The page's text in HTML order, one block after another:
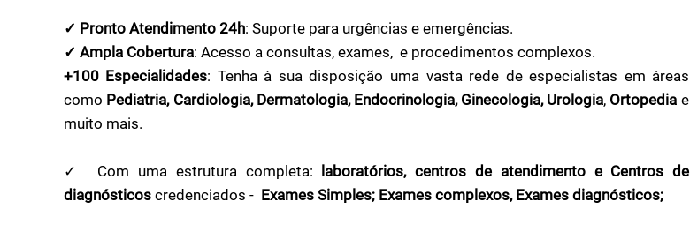
✓ Pronto Atendimento 24h: Suporte para urgências e emergências.
✓ Ampla Cobertura: Acesso a consultas, exames, e procedimentos complexos.
+100 Especialidades: Tenha à sua disposição uma vasta rede de especialistas em áreas
como Pediatria, Cardiologia, Dermatologia, Endocrinologia, Ginecologia, Urologia, Ortopedia e
muito mais.
✓ Com uma estrutura completa: laboratórios, centros de atendimento e Centros de
diagnósticos credenciados - Exames Simples; Exames complexos, Exames diagnósticos;